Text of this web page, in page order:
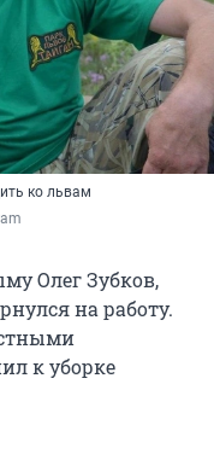
ко львам
Олег Зубков,
на работу.
к уборке